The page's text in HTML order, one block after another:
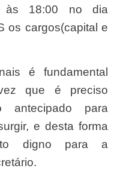
às 18:00 no dia
os cargos(capital e
que é preciso
antecipado para
e desta forma
digno para a